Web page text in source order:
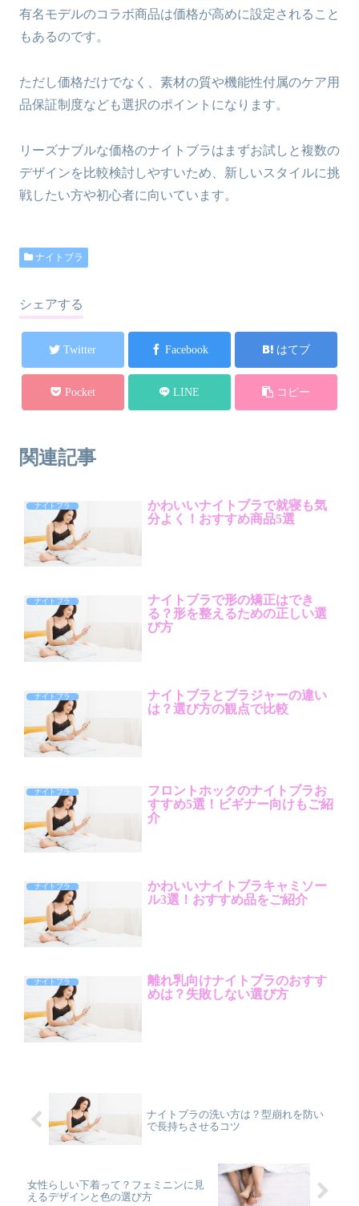
有名モデルのコラボ商品は価格が高めに設定されること
もあるのです。
ただし価格だけでなく、素材の質や機能性付属のケア用
品保証制度なども選択のポイントになります。
リーズナブルな価格のナイトブラはまずお試しと複数の
デザインを比較検討しやすいため、新しいスタイルに挑
戦したい方や初心者に向いています。
ナイトブラ
シェアする
Twitter Facebook はてブ
Pocket LINE コピー
関連記事
ナイトブラ
かわいいナイトブラで就寝も気
分よく！おすすめ商品5選
ナイトブラ
ナイトブラで形の矯正はでき
る？形を整えるための正しい選
び方
ナイトブラ
ナイトブラとブラジャーの違い
は？選び方の観点で比較
ナイトブラ
フロントホックのナイトブラお
すすめ5選！ビギナー向けもご紹
介
ナイトブラ
かわいいナイトブラキャミソー
ル3選！おすすめ品をご紹介
ナイトブラ
離れ乳向けナイトブラのおすす
めは？失敗しない選び方
ナイトブラの洗い方は？型崩れを防い
で長持ちさせるコツ
女性らしい下着って？フェミニンに見
えるデザインと色の選び方